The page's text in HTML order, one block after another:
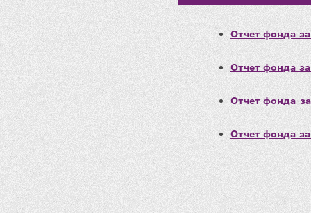
Отчет фонда
Отчет фонда
Отчет фонда
Отчет фонда